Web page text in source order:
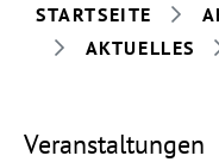
STARTSEITE
AKTUELLES
Veranstaltungen